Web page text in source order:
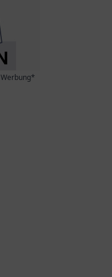
Werbung*